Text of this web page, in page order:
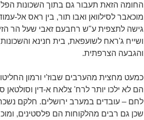
החומה הזאת תעבור גם בתוך השכונות
מוכאבר לסילוואן ואבו תור, בין ראס אל-
גישה לתצפית ע"ש רחבעם זאבי שעל הר
ושייח ג'ראח לשועפאת, בית חנינא
והגבעה הצרפתית.
כמעט מחצית מהערבים שבוז'י ורמון
הם לא ילכו יותר לרח' צלאח א-דין
לחם – עובדים במערב ירושלים. חלקם
שכן גם רבים מהלקוחות הם פלסטינים,